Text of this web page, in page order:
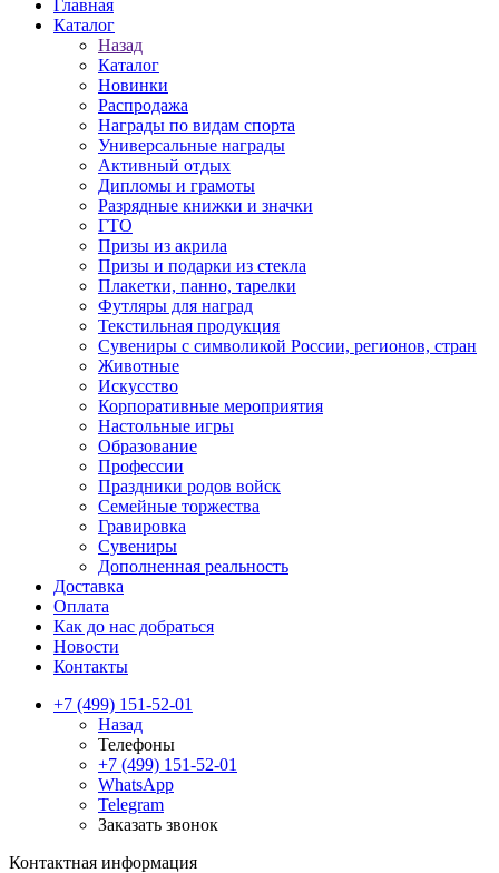
Главная
Каталог
Назад
Каталог
Новинки
Распродажа
Награды по видам спорта
Универсальные награды
Активный отдых
Дипломы и грамоты
Разрядные книжки и значки
ГТО
Призы из акрила
Призы и подарки из стекла
Плакетки, панно, тарелки
Футляры для наград
Текстильная продукция
Сувениры с символикой России, регионов, стран
Животные
Искусство
Корпоративные мероприятия
Настольные игры
Образование
Профессии
Праздники родов войск
Семейные торжества
Гравировка
Сувениры
Дополненная реальность
Доставка
Оплата
Как до нас добраться
Новости
Контакты
+7 (499) 151-52-01
Назад
Телефоны
+7 (499) 151-52-01
WhatsApp
Telegram
Заказать звонок
Контактная информация